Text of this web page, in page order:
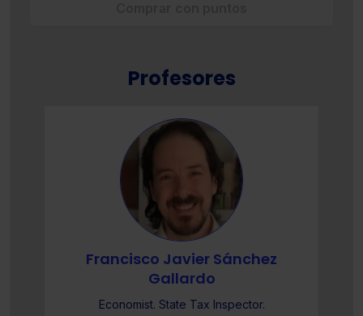
Profesores
Francisco Javier Sánchez
Gallardo
Economist. State Tax Inspector.